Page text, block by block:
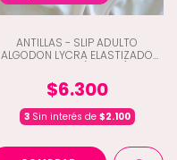
ANTILLAS - SLIP ADULTO
ALGODON LYCRA ELASTIZADO
$6.300
3Sin interés de $2.100